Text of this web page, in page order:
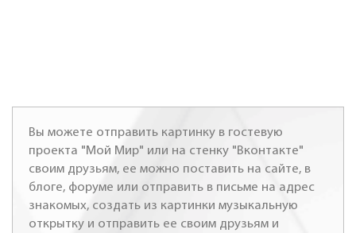
Вы можете отправить картинку в гостевую
проекта "Мой Мир" или на стенку "Вконтакте"
своим друзьям, ее можно поставить на сайте, в
блоге, форуме или отправить в письме на адрес
знакомых, создать из картинки музыкальную
открытку и отправить ее своим друзьям и